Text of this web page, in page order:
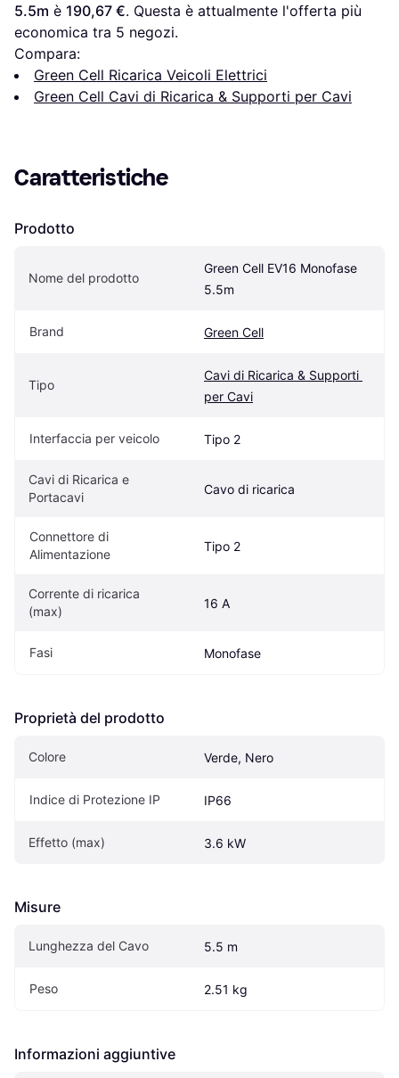
5.5m è 190,67 €. Questa è attualmente l'offerta più
economica tra 5 negozi.
Compara:
Green Cell Ricarica Veicoli Elettrici
Green Cell Cavi di Ricarica & Supporti per Cavi
Caratteristiche
Prodotto
Nome del prodotto
Green Cell EV16 Monofase
5.5m
Brand Green Cell
Tipo
Cavi di Ricarica & Supporti
per Cavi
Interfaccia per veicolo Tipo 2
Cavi di Ricarica e
Portacavi
Cavo di ricarica
Connettore di
Alimentazione
Tipo 2
Corrente di ricarica
(max)
16 A
Fasi Monofase
Proprietà del prodotto
Colore Verde, Nero
Indice di Protezione IP IP66
Effetto (max) 3.6 kW
Misure
Lunghezza del Cavo 5.5 m
Peso 2.51 kg
Informazioni aggiuntive